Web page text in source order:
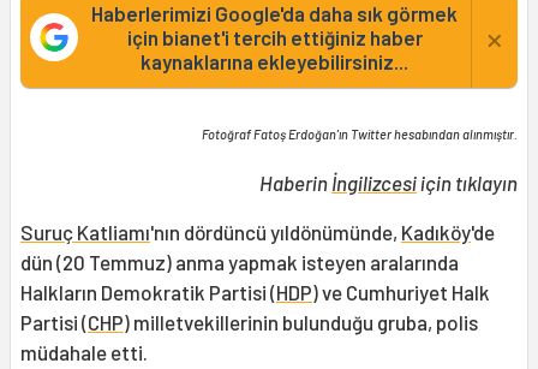
Haberlerimizi Google'da daha sık görmek
için bianet'i tercih ettiğiniz haber
kaynaklarına ekleyebilirsiniz...
×
Fotoğraf Fatoş Erdoğan'ın Twitter hesabından alınmıştır.
Haberin İngilizcesiiçin tıklayın
Suruç Katliamı'nın dördüncü yıldönümünde, Kadıköy'de
dün (20 Temmuz) anma yapmak isteyen aralarında
Halkların Demokratik Partisi (HDP) ve Cumhuriyet Halk
Partisi (CHP) milletvekillerinin bulunduğu gruba, polis
müdahale etti.